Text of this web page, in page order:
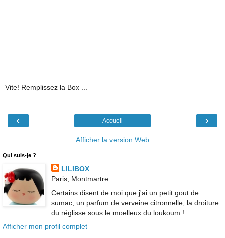
Vite! Remplissez la Box ...
‹ ›
Accueil
Afficher la version Web
Qui suis-je ?
LILIBOX
Paris, Montmartre
Certains disent de moi que j'ai un petit gout de
sumac, un parfum de verveine citronnelle, la droiture
du réglisse sous le moelleux du loukoum !
Afficher mon profil complet